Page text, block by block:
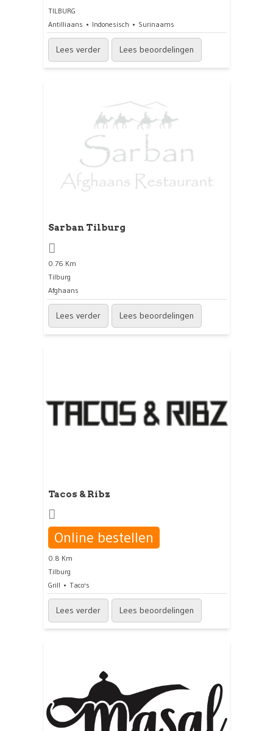
TILBURG
Antilliaans
Indonesisch Surinaams
Lees verder Lees beoordelingen
Sarban Tilburg
0.76 Km
Tilburg
Afghaans
Lees verder Lees beoordelingen
Tacos & Ribz
Online bestellen
0.8 Km
Tilburg
Grill
Taco's
Lees verder Lees beoordelingen